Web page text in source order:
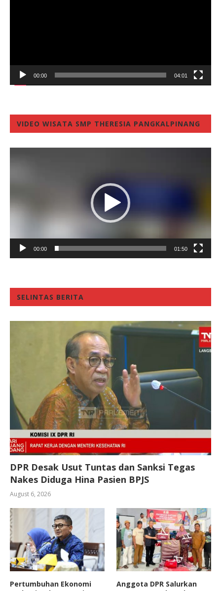
00:00 04:01
VIDEO WISATA SMP THERESIA PANGKALPINANG
00:00 01:50
SELINTAS BERITA
DPR Desak Usut Tuntas dan Sanksi Tegas
Nakes Diduga Hina Pasien BPJS
August 6, 2026
Pertumbuhan Ekonomi
Anggota DPR Salurkan